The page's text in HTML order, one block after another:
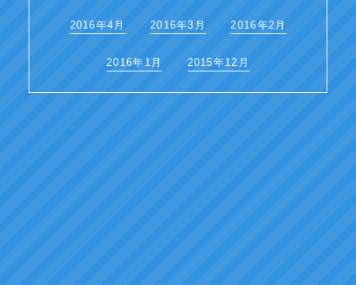
2016年4月 2016年3月 2016年2月
2016年1月 2015年12月